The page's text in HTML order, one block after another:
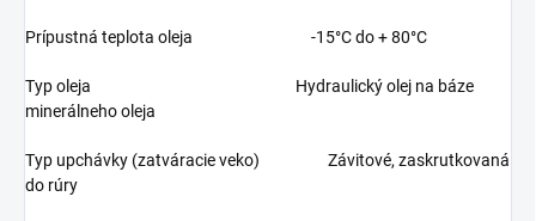
Prípustná teplota oleja -15°C do + 80°C
Typ oleja Hydraulický olej na báze
minerálneho oleja
Typ upchávky (zatváracie veko) Závitové, zaskrutkovaná
do rúry